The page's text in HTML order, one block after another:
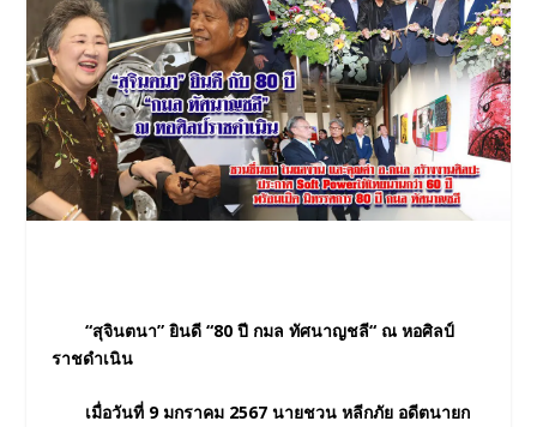
“สุจินตนา” ยินดี “80 ปี กมล ทัศนาญชลี“ ณ หอศิลป์
ราชดำเนิน
เมื่อวันที่ 9 มกราคม 2567 นายชวน หลีกภัย อดีตนายก